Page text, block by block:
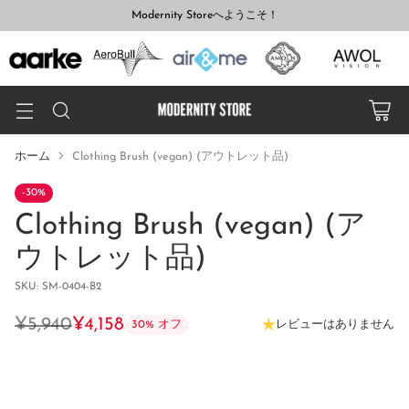
Modernity Storeへようこそ！
ホーム Clothing Brush (vegan) (アウトレット品)
-30%
Clothing Brush (vegan) (ア
ウトレット品)
SKU: SM-0404-B2
¥5,940¥4,158 30% オフ レビューはありません